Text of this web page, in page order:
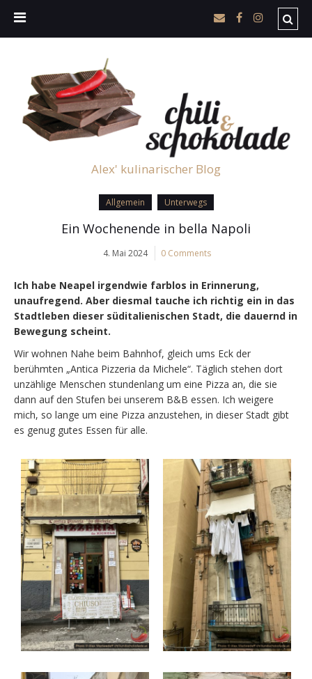
Alex' kulinarischer Blog
Allgemein Unterwegs
Ein Wochenende in bella Napoli
4. Mai 2024 0 Comments
Ich habe Neapel irgendwie farblos in Erinnerung,
unaufregend. Aber diesmal tauche ich richtig ein in das
Stadtleben dieser süditalienischen Stadt, die dauernd in
Bewegung scheint.
Wir wohnen Nahe beim Bahnhof, gleich ums Eck der
berühmten „Antica Pizzeria da Michele“. Täglich stehen dort
unzählige Menschen stundenlang um eine Pizza an, die sie
dann auf den Stufen bei unserem B&B essen. Ich weigere
mich, so lange um eine Pizza anzustehen, in dieser Stadt gibt
es genug gutes Essen für alle.